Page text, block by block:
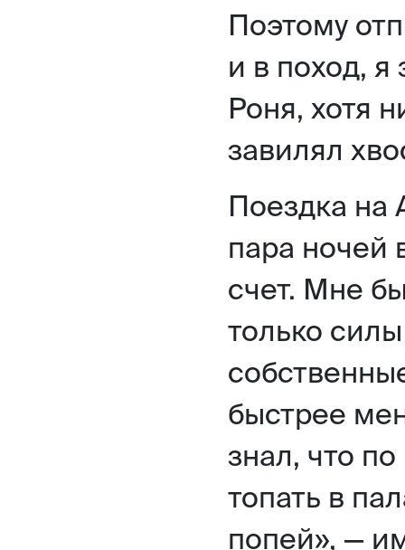
Поэтому
и в поход, я
Роня, хотя
завилял
Поездка на
пара ночей
счет. Мне
только
быстрее
знал, что
топать в
попей», —